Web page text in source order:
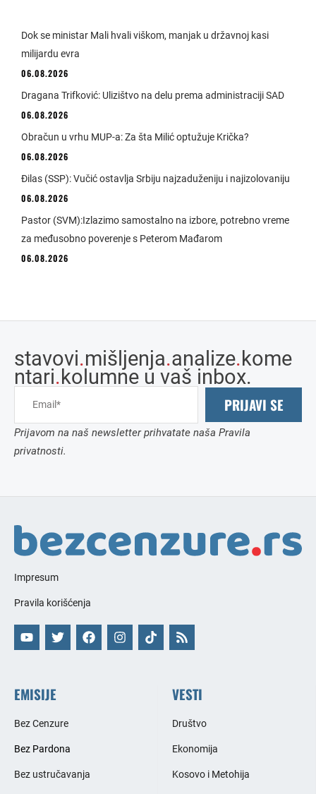
Dok se ministar Mali hvali viškom, manjak u državnoj kasi
milijardu evra
06.08.2026
Dragana Trifković: Ulizištvo na delu prema administraciji SAD
06.08.2026
Obračun u vrhu MUP-a: Za šta Milić optužuje Krička?
06.08.2026
Đilas (SSP): Vučić ostavlja Srbiju najzaduženiju i najizolovaniju
06.08.2026
Pastor (SVM):Izlazimo samostalno na izbore, potrebno vreme
za međusobno poverenje s Peterom Mađarom
06.08.2026
stavovi.mišljenja.analize.kome
ntari.kolumne u vaš inbox.
PRIJAVI SE
Prijavom na naš newsletter prihvatate naša Pravila
privatnosti.
Impresum
Pravila korišćenja
EMISIJE
Bez Cenzure
Bez Pardona
Bez ustručavanja
VESTI
Društvo
Ekonomija
Kosovo i Metohija